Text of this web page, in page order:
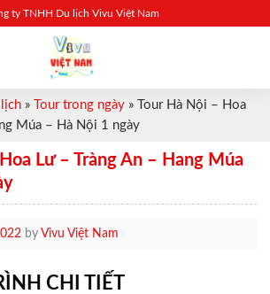
ty TNHH Du lịch Vivu Việt Nam
lịch » Tour trong ngày »
Tour Hà Nội – Hoa
Múa – Hà Nội 1 ngày
Lư – Tràng An – Hang Múa
by Vivu Việt Nam
CHI TIẾT